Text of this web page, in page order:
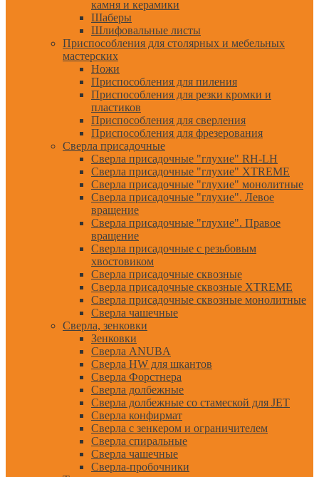
камня и керамики
Шаберы
Шлифовальные листы
Приспособления для столярных и мебельных
мастерских
Ножи
Приспособления для пиления
Приспособления для резки кромки и
пластиков
Приспособления для сверления
Приспособления для фрезерования
Сверла присадочные
Сверла присадочные "глухие" RH-LH
Сверла присадочные "глухие" XTREME
Сверла присадочные "глухие" монолитные
Сверла присадочные "глухие". Левое
вращение
Сверла присадочные "глухие". Правое
вращение
Сверла присадочные с резьбовым
хвостовиком
Сверла присадочные сквозные
Сверла присадочные сквозные XTREME
Сверла присадочные сквозные монолитные
Сверла чашечные
Сверла, зенковки
Зенковки
Сверла ANUBA
Сверла HW для шкантов
Сверла Форстнера
Сверла долбежные
Сверла долбежные со стамеской для JET
Сверла конфирмат
Сверла с зенкером и ограничителем
Сверла спиральные
Сверла чашечные
Сверла-пробочники